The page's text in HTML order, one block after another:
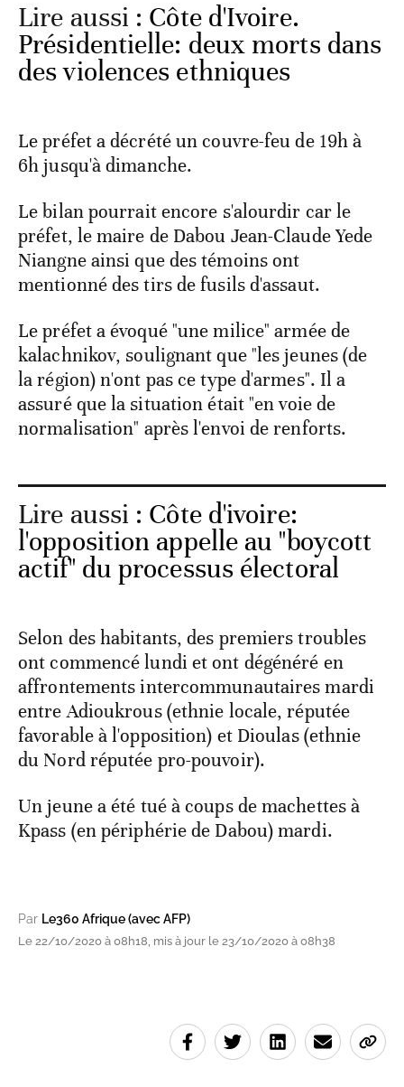
Lire aussi : Côte d'Ivoire.
Présidentielle: deux morts dans
des violences ethniques
Le préfet a décrété un couvre-feu de 19h à
6h jusqu'à dimanche.
Le bilan pourrait encore s'alourdir car le
préfet, le maire de Dabou Jean-Claude Yede
Niangne ainsi que des témoins ont
mentionné des tirs de fusils d'assaut.
Le préfet a évoqué "une milice" armée de
kalachnikov, soulignant que "les jeunes (de
la région) n'ont pas ce type d'armes". Il a
assuré que la situation était "en voie de
normalisation" après l'envoi de renforts.
Lire aussi : Côte d'ivoire:
l'opposition appelle au "boycott
actif" du processus électoral
Selon des habitants, des premiers troubles
ont commencé lundi et ont dégénéré en
affrontements intercommunautaires mardi
entre Adioukrous (ethnie locale, réputée
favorable à l'opposition) et Dioulas (ethnie
du Nord réputée pro-pouvoir).
Un jeune a été tué à coups de machettes à
Kpass (en périphérie de Dabou) mardi.
Par Le360 Afrique (avec AFP)
Le 22/10/2020 à 08h18, mis à jour le 23/10/2020 à 08h38